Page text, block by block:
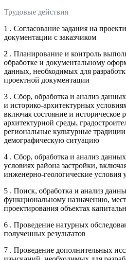
Трудовые действия
1 . Согласование задания на
документации с заказчиком
2 . Планирование и контроль
обработке и документальному
данных, необходимых для
проектной документации
3 . Сбор, обработка и анализ
и историко-архитектурных
включая состояние и историческое
архитектурной среды,
региональные культурные
демографическую ситуацию
4 . Сбор, обработка и анализ
условиях района застройки,
инженерно-геологические условия
5 . Поиск, обработка и анализ
функциональному назначению,
проектирования объектах
6 . Проведение натурных
полученных результатов
7 . Проведение дополнительных